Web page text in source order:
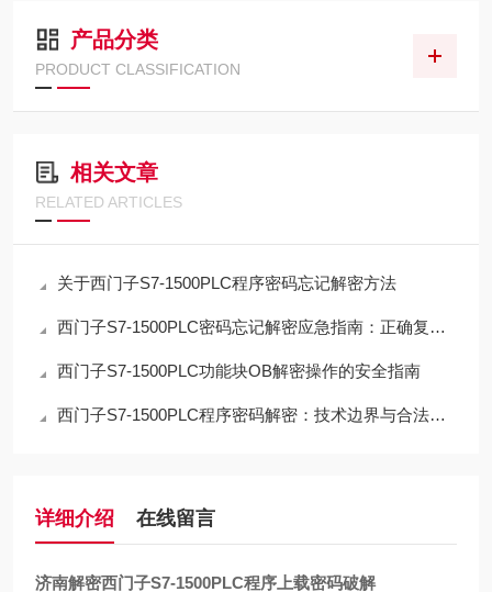
产品分类
PRODUCT CLASSIFICATION
相关文章
RELATED ARTICLES
关于西门子S7-1500PLC程序密码忘记解密方法
西门子S7-1500PLC密码忘记解密应急指南：正确复位流程与数据取舍
西门子S7-1500PLC功能块OB解密操作的安全指南
西门子S7-1500PLC程序密码解密：技术边界与合法路径的深度解析
详细介绍 在线留言
济南解密西门子S7-1500PLC程序上载密码破解